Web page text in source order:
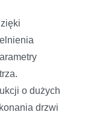
o dużych
drzwi